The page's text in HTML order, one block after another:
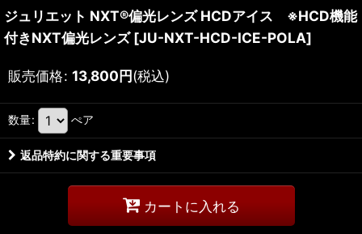
ジュリエット NXT®偏光レンズ HCDアイス ※HCD機能
付きNXT偏光レンズ [JU-NXT-HCD-ICE-POLA]
販売価格: 13,800円(税込)
数量: ぺア
返品特約に関する重要事項
カートに入れる